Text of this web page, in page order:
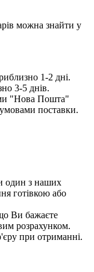
можна знайти у
1-2 дні.
3-5 днів.
"Нова Пошта"
поставки.
один з наших
готівкою або
Ви бажаєте
розрахунком.
при отриманні.